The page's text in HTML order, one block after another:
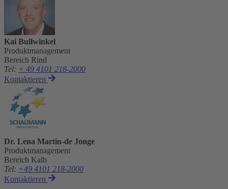
Kai Bullwinkel
Produktmanagement
Bereich Rind
Tel: + 49 4101 218-2000
Kontaktieren
Dr. Lena Martin-de Jonge
Produktmanagement
Bereich Kalb
Tel: +49 4101 218-2000
Kontaktieren